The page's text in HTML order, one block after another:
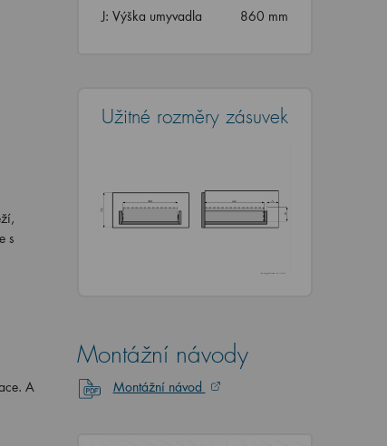
s
A
J: Výška umyvadla
860 mm
Užitné rozměry zásuvek
Montážní návody
Montážní návod